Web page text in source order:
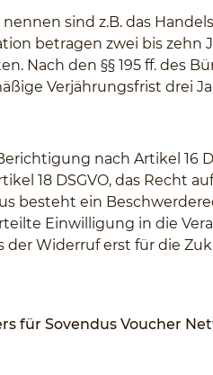
sind z.B. das
betragen zwei bis zehn
Nach den §§ 195 ff. des
Verjährungsfrist drei
nach Artikel 16
18 DSGVO, das Recht
besteht ein
Einwilligung in die
Widerruf erst für die
für Sovendus Voucher